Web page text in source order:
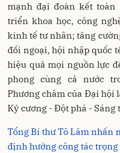
mạnh đại đoàn kết
triển khoa học, công
kinh tế tư nhân; tăng
đối ngoại, hội nhập quốc
hiệu quả mọi nguồn lực
phong cùng cả nước
Phương châm của Đại hội
Kỷ cương - Đột phá - Sáng
Tổng Bí thư Tô Lâm nhấn
định hướng công tác